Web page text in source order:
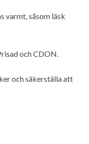
varmt, såsom läsk
och CDON.
och säkerställa att